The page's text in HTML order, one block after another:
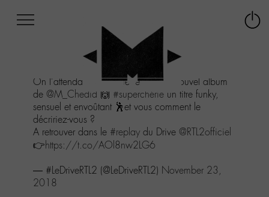
au
menu
Aller
au
contenu
Aller
recherche
On l'attendait, le premier extrait du nouvel album
de @M_Chedid 🙌 #superchérie un titre funky,
sensuel et envoûtant 🕺et vous comment le
décririez-vous ?
A retrouver dans le #replay du Drive @RTL2officiel
👉https://t.co/AOl8nw2LG6
— #LeDriveRTL2 (@LeDriveRTL2) November 23,
2018